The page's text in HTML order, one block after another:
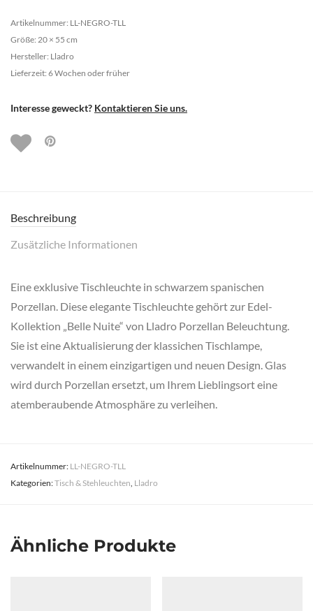
Artikelnummer: LL-NEGRO-TLL
Größe: 20 × 55 cm
Hersteller: Lladro
Lieferzeit: 6 Wochen oder früher
Interesse geweckt? Kontaktieren Sie uns.
Beschreibung
Zusätzliche Informationen
Eine exklusive Tischleuchte in schwarzem spanischen
Porzellan. Diese elegante Tischleuchte gehört zur Edel-
Kollektion „Belle Nuite“ von Lladro Porzellan Beleuchtung.
Sie ist eine Aktualisierung der klassichen Tischlampe,
verwandelt in einem einzigartigen und neuen Design. Glas
wird durch Porzellan ersetzt, um Ihrem Lieblingsort eine
atemberaubende Atmosphäre zu verleihen.
Artikelnummer: LL-NEGRO-TLL
Kategorien:Tisch & Stehleuchten Lladro
Ähnliche Produkte